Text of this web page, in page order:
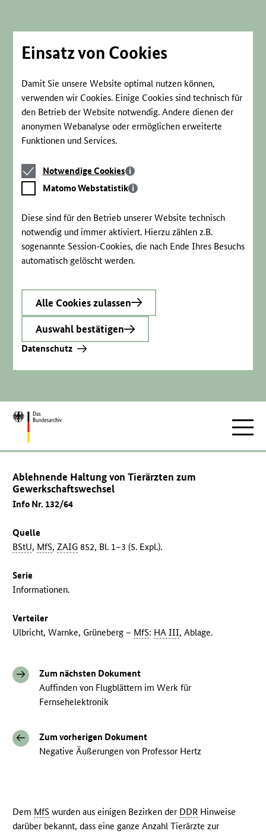
Einsatz von Cookies
Damit Sie unsere Website optimal nutzen können,
verwenden wir Cookies. Einige Cookies sind technisch für
den Betrieb der Website notwendig. Andere dienen der
anonymen Webanalyse oder ermöglichen erweiterte
Funktionen und Services.
Notwendige
Cookies
Notwendige Cookies
Matomo
Webstatistik
Matomo Webstatistik
Diese sind für den Betrieb unserer Website technisch
notwendig und immer aktiviert. Hierzu zählen z.B.
sogenannte Session-Cookies, die nach Ende Ihres Besuchs
automatisch gelöscht werden.
Alle Cookies zulassen
Auswahl bestätigen
Datenschutz
Zur
Ablehnende Haltung von Tierärzten zum
Gewerkschaftswechsel
Info Nr. 132/64
Quelle
BStU, MfS,ZAIG 852, Bl. 1–3 (5. Expl.).
Serie
Informationen.
Verteiler
Ulbricht, Warnke, Grüneberg – MfS: HA III, Ablage.
Zum nächsten Dokument
Auffinden von Flugblättern im Werk für
Fernsehelektronik
Zum vorherigen Dokument
Negative Äußerungen von Professor Hertz
Dem MfS wurden aus einigen Bezirken der DDR Hinweise
darüber bekannt, dass eine ganze Anzahl Tierärzte zur